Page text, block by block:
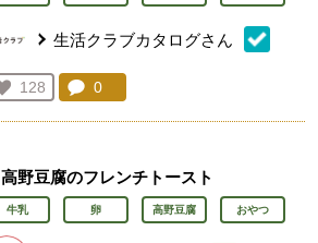
生活クラブカタログさん
お気に入り登録：
128
人が登録
コメント：
0
高野豆腐のフレンチトースト
牛乳 卵 高野豆腐 おやつ